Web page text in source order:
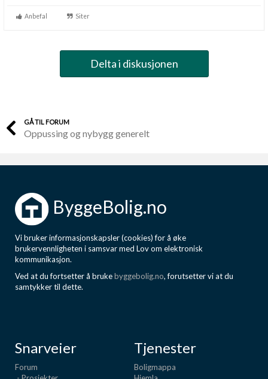
Anbefal Siter
Delta i diskusjonen
GÅ TIL FORUM
Oppussing og nybygg generelt
ByggeBolig.no
Vi bruker informasjonskapsler (cookies) for å øke
brukervennligheten i samsvar med Lov om elektronisk
kommunikasjon.
Ved at du fortsetter å brukebyggebolig.no, forutsetter vi at du
samtykker til dette.
Snarveier
Forum
Tjenester
Boligmappa